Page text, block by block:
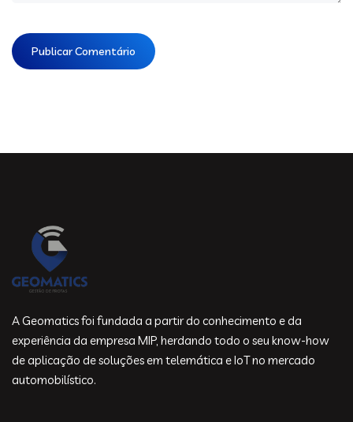
A Geomatics foi fundada a partir do conhecimento e da
experiência da empresa MIP, herdando todo o seu know-how
de aplicação de soluções em telemática e IoT no mercado
automobilístico.